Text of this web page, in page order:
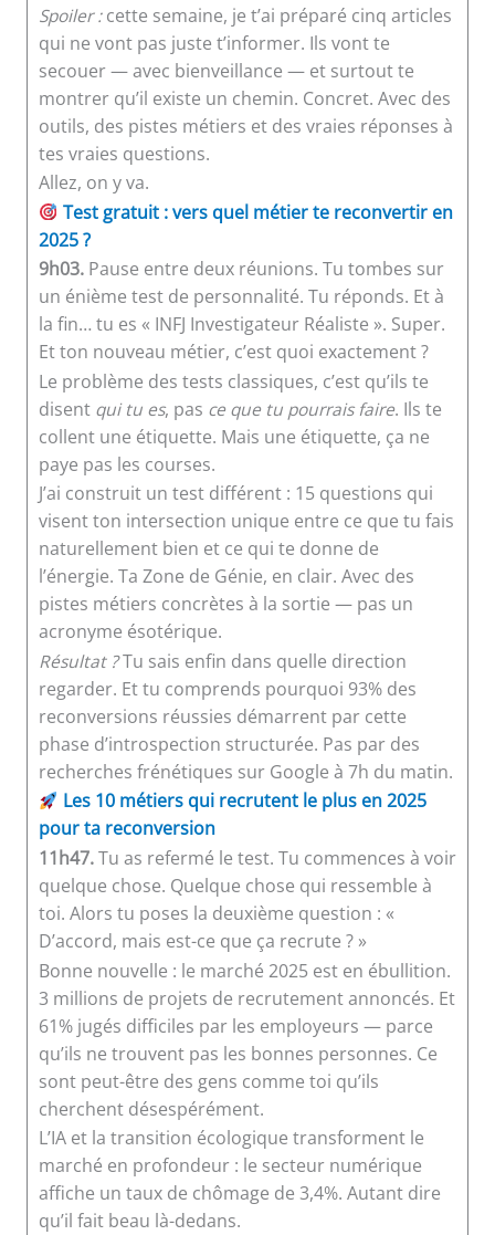
Spoiler :cette semaine, je t’ai préparé cinq articles
qui ne vont pas juste t’informer. Ils vont te
secouer — avec bienveillance — et surtout te
montrer qu’il existe un chemin. Concret. Avec des
outils, des pistes métiers et des vraies réponses à
tes vraies questions.
Allez, on y va.
Test gratuit : vers quel métier te reconvertir en
2025 ?
9h03.Pause entre deux réunions. Tu tombes sur
un énième test de personnalité. Tu réponds. Et à
la fin… tu es « INFJ Investigateur Réaliste ». Super.
Et ton nouveau métier, c’est quoi exactement ?
Le problème des tests classiques, c’est qu’ils te
disent qui tu es, pas ce que tu pourrais faire. Ils te
collent une étiquette. Mais une étiquette, ça ne
paye pas les courses.
J’ai construit un test différent : 15 questions qui
visent ton intersection unique entre ce que tu fais
naturellement bien et ce qui te donne de
l’énergie. Ta Zone de Génie, en clair. Avec des
pistes métiers concrètes à la sortie — pas un
acronyme ésotérique.
Résultat ?Tu sais enfin dans quelle direction
regarder. Et tu comprends pourquoi 93% des
reconversions réussies démarrent par cette
phase d’introspection structurée. Pas par des
recherches frénétiques sur Google à 7h du matin.
Les 10 métiers qui recrutent le plus en 2025
pour ta reconversion
11h47.Tu as refermé le test. Tu commences à voir
quelque chose. Quelque chose qui ressemble à
toi. Alors tu poses la deuxième question : «
D’accord, mais est-ce que ça recrute ? »
Bonne nouvelle : le marché 2025 est en ébullition.
3 millions de projets de recrutement annoncés. Et
61% jugés difficiles par les employeurs — parce
qu’ils ne trouvent pas les bonnes personnes. Ce
sont peut-être des gens comme toi qu’ils
cherchent désespérément.
L’IA et la transition écologique transforment le
marché en profondeur : le secteur numérique
affiche un taux de chômage de 3,4%. Autant dire
qu’il fait beau là-dedans.